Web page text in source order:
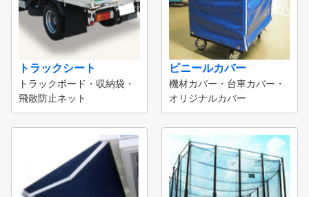
トラックシート
トラックボード・収納袋・
飛散防止ネット
ビニールカバー
機材カバー・台車カバー・
オリジナルカバー